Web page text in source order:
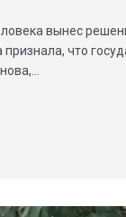
вынес
что